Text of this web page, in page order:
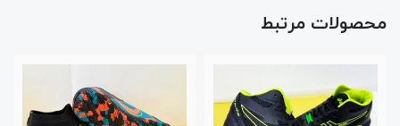
محصولات مرتبط